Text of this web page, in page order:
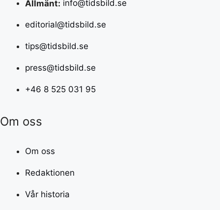
Allmänt: info@tidsbild.se
editorial@tidsbild.se
tips@tidsbild.se
press@tidsbild.se
+46 8 525 031 95
Om oss
Om oss
Redaktionen
Vår historia